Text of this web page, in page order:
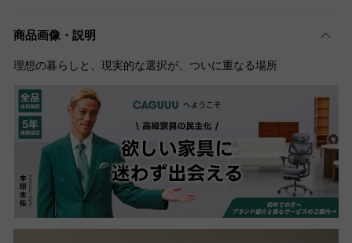
商品画像・説明
理想の暮らしと、現実的な選択が、ついに重なる場所